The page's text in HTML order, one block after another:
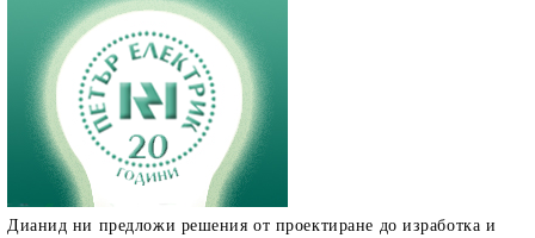
Дианид ни предложи решения от проектиране до изработка и